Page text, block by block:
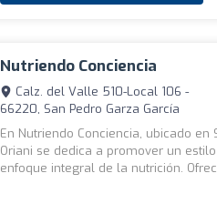
Nutriendo Conciencia
Calz. del Valle 510-Local 106 -
66220, San Pedro Garza García
En Nutriendo Conciencia, ubicado en
Oriani se dedica a promover un
enfoque integral de la nutrición.